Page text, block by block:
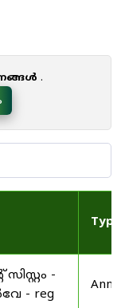
.
Type
-
- reg